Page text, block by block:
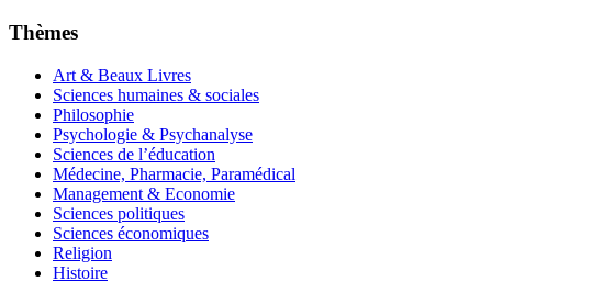
Thèmes
Art & Beaux Livres
Sciences humaines & sociales
Philosophie
Psychologie & Psychanalyse
Sciences de l’éducation
Médecine, Pharmacie, Paramédical
Management & Economie
Sciences politiques
Sciences économiques
Religion
Histoire